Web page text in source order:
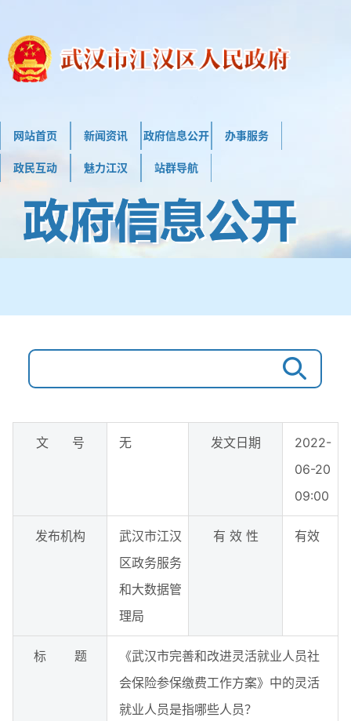
网站首页 新闻资讯 政府信息公开 办事服务
政民互动 魅力江汉 站群导航
文 号 无 发文日期
2022-
06-20
09:00
发布机构
武汉市江汉
区政务服务
和大数据管
理局
有 效 性 有效
标 题
《武汉市完善和改进灵活就业人员社
会保险参保缴费工作方案》中的灵活
就业人员是指哪些人员？